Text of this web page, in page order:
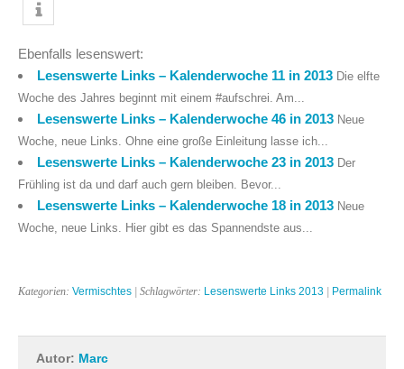
Ebenfalls lesenswert:
Lesenswerte Links – Kalenderwoche 11 in 2013 Die elfte
Woche des Jahres beginnt mit einem #aufschrei. Am...
Lesenswerte Links – Kalenderwoche 46 in 2013 Neue
Woche, neue Links. Ohne eine große Einleitung lasse ich...
Lesenswerte Links – Kalenderwoche 23 in 2013 Der
Frühling ist da und darf auch gern bleiben. Bevor...
Lesenswerte Links – Kalenderwoche 18 in 2013 Neue
Woche, neue Links. Hier gibt es das Spannendste aus...
Kategorien: Vermischtes | Schlagwörter: Lesenswerte Links 2013 Permalink
Autor: Marc